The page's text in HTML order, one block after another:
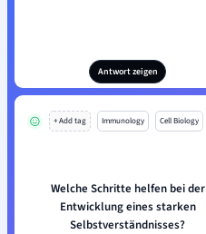
Antwort zeigen
+ Add tag Immunology Cell Biology
Welche Schritte helfen bei der
Entwicklung eines starken
Selbstverständnisses?